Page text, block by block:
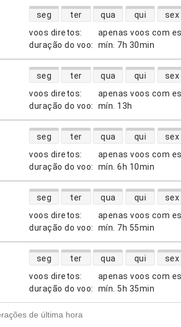
voos diretos:
apenas voos com
duração do voo: mín. 7h 30min
disponibilidade de voos diretos
seg ter qua qui sex
voos diretos:
apenas voos com
duração do voo: mín. 13h
disponibilidade de voos diretos
seg ter qua qui sex
voos diretos:
apenas voos com
duração do voo: mín. 6h 10min
disponibilidade de voos diretos
seg ter qua qui sex
voos diretos:
apenas voos com
duração do voo: mín. 7h 55min
disponibilidade de voos diretos
seg ter qua qui sex
voos diretos:
apenas voos com
duração do voo: mín. 5h 35min
disponibilidade de voos diretos
seg ter qua qui sex
de última hora